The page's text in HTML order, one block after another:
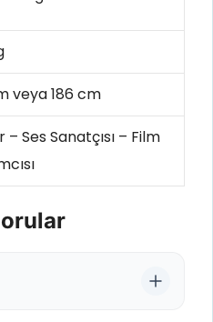
veya 186 cm
Ses Sanatçısı – Film